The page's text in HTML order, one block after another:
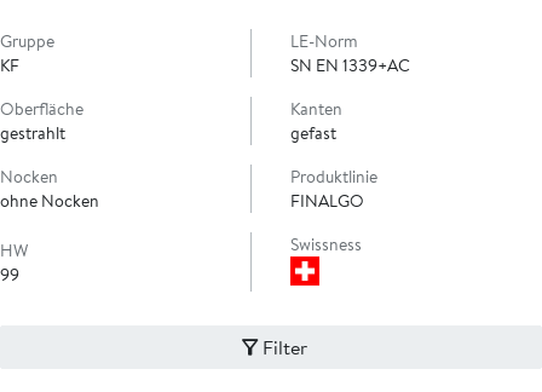
Gruppe
KF
LE-Norm
SN EN 1339+AC
Oberfläche
gestrahlt
Kanten
gefast
Nocken
ohne Nocken
Produktlinie
FINALGO
HW
99
Swissness
Filter